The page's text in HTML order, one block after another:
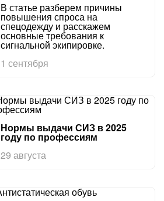
В статье разберем причины
повышения спроса на
спецодежду и расскажем
основные требования к
сигнальной экипировке.
1 сентября
Нормы выдачи СИЗ в 2025
году по профессиям
29 августа